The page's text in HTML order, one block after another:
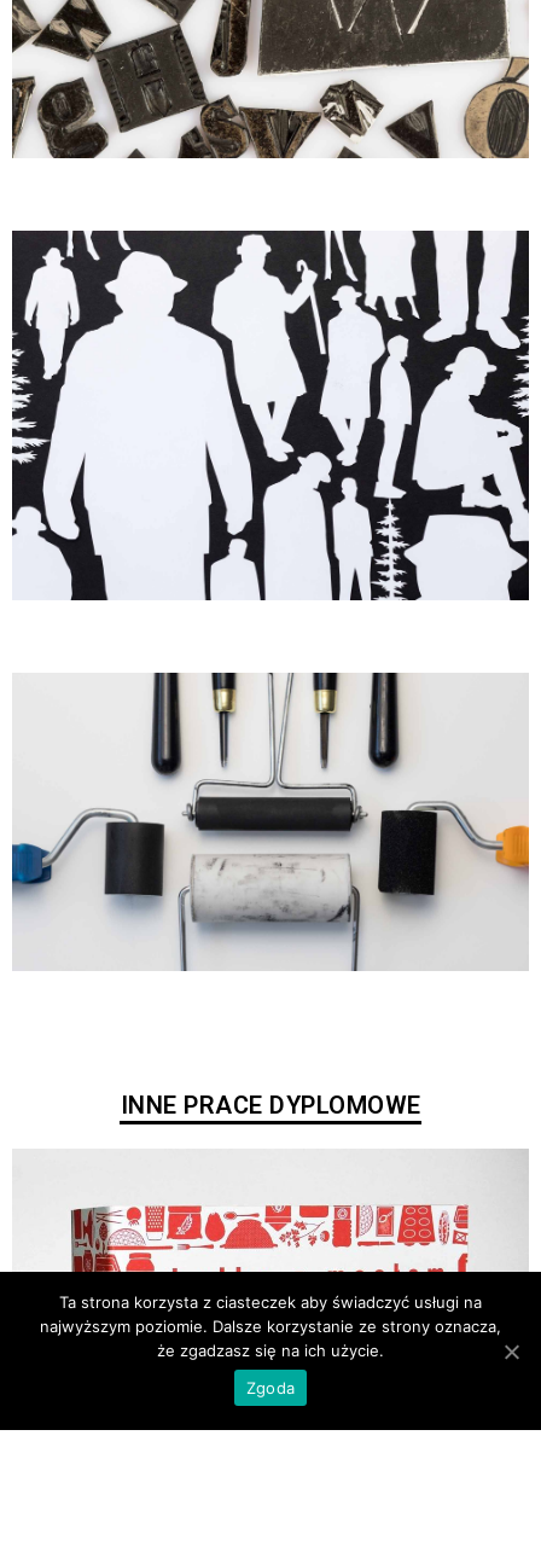
INNE PRACE DYPLOMOWE
Ta strona korzysta z ciasteczek aby świadczyć usługi na
najwyższym poziomie. Dalsze korzystanie ze strony oznacza,
że zgadzasz się na ich użycie.
Zgoda